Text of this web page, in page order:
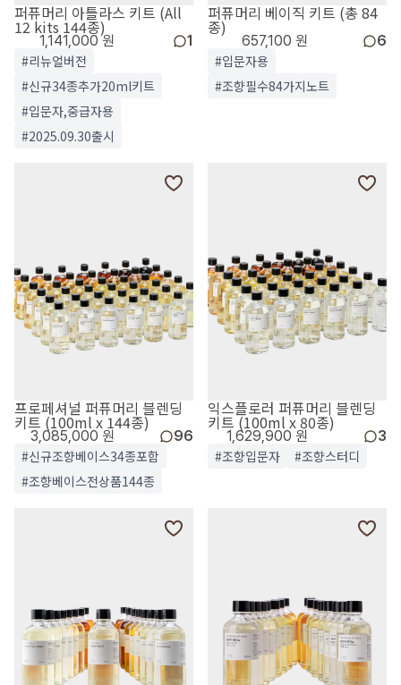
퍼퓨머리 아틀라스 키트 (All
12 kits 144종)
1,141,000 원 1
#리뉴얼버전
#신규34종추가20ml키트
#입문자,중급자용
#2025.09.30출시
퍼퓨머리 베이직 키트 (총 84
종)
657,100 원 6
#입문자용
#조향필수84가지노트
프로페셔널 퍼퓨머리 블렌딩
키트 (100ml x 144종)
3,085,000 원 96
#신규조향베이스34종포함
#조향베이스전상품144종
익스플로러 퍼퓨머리 블렌딩
키트 (100ml x 80종)
1,629,900 원 3
#조향입문자 #조향스터디